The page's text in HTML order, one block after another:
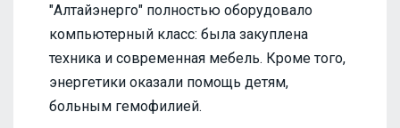
"Алтайэнерго" полностью оборудовало
компьютерный класс: была закуплена
техника и современная мебель. Кроме того,
энергетики оказали помощь детям,
больным гемофилией.